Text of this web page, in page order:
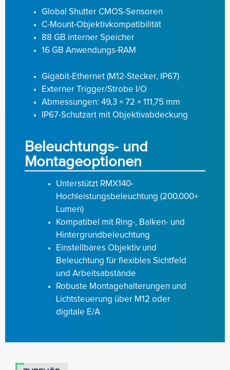
Global Shutter CMOS-Sensoren
C-Mount-Objektivkompatibilität
88 GB interner Speicher
16 GB Anwendungs-RAM
Gigabit-Ethernet (M12-Stecker, IP67)
Externer Trigger/Strobe I/O
Abmessungen: 49,3 × 72 × 111,75 mm
IP67-Schutzart mit Objektivabdeckung
Beleuchtungs- und
Montageoptionen
Unterstützt RMX140-
Hochleistungsbeleuchtung (200.000+
Lumen)
Kompatibel mit Ring-, Balken- und
Hintergrundbeleuchtung
Einstellbares Objektiv und
Beleuchtung für flexibles Sichtfeld
und Arbeitsabstände
Robuste Montagehalterungen und
Lichtsteuerung über M12 oder
digitale E/A